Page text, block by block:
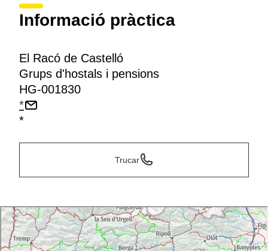
Informació pràctica
El Racó de Castelló
Grups d'hostals i pensions
HG-001830
*
*
Trucar